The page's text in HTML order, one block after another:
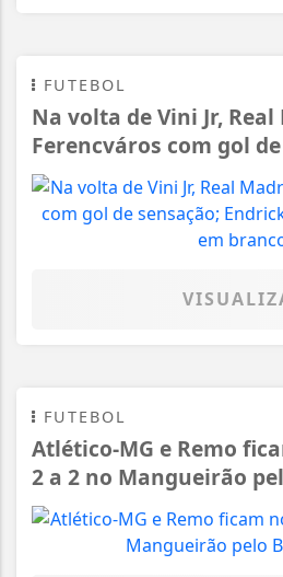
FUTEBOL
Na volta de Vini Jr,
Ferencváros com gol
FUTEBOL
Atlético-MG e Remo
2 a 2 no Mangueirão